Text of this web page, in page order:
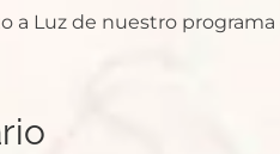
a Luz de nuestro programa